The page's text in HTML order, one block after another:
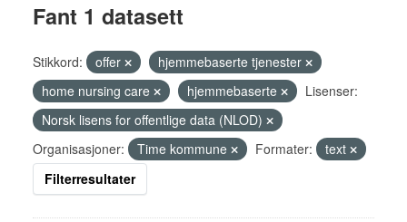
Fant 1 datasett
Stikkord: offer
hjemmebaserte tjenester
home nursing care
hjemmebaserte
Lisenser:
Norsk lisens for offentlige data (NLOD)
Organisasjoner:
Time kommune Formater:
text
Filterresultater